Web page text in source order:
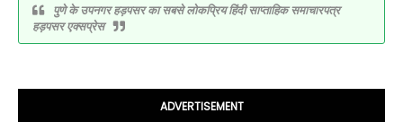
पुणे के उपनगर हड़पसर का सबसे लोकप्रिय हिंदी साप्ताहिक समाचारपत्र
हड़पसर एक्सप्रेस
ADVERTISEMENT